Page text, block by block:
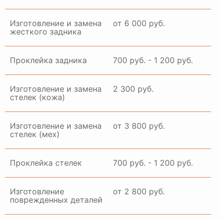
Изготовление и замена
жесткого задника
от 6 000 руб.
Проклейка задника 700 руб. - 1 200 руб.
Изготовление и замена
стелек (кожа)
2 300 руб.
Изготовление и замена
стелек (мех)
от 3 800 руб.
Проклейка стелек 700 руб. - 1 200 руб.
Изготовление
поврежденных деталей
от 2 800 руб.